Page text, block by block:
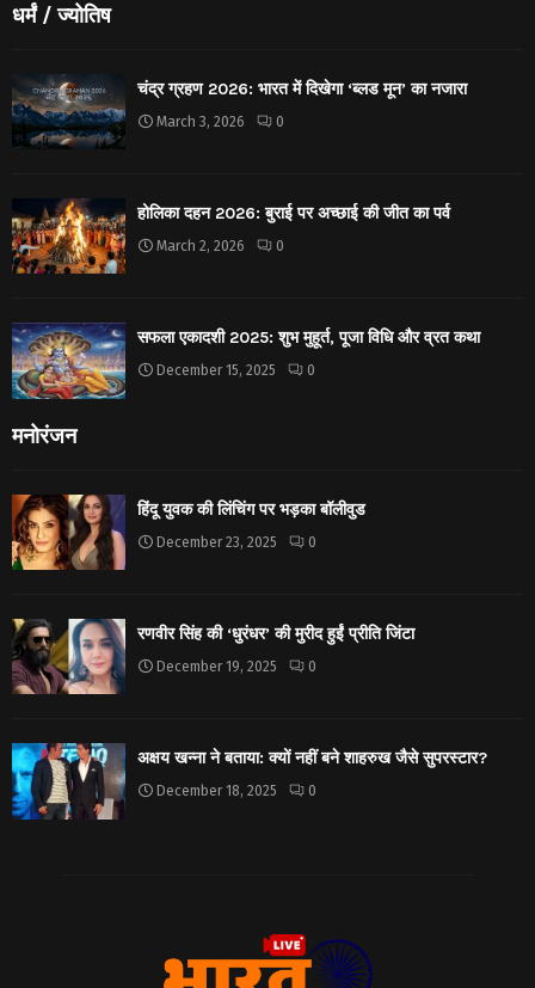
धर्मं / ज्योतिष
चंद्र ग्रहण 2026: भारत में दिखेगा ‘ब्लड मून’ का नजारा
March 3, 2026 0
होलिका दहन 2026: बुराई पर अच्छाई की जीत का पर्व
March 2, 2026 0
सफला एकादशी 2025: शुभ मुहूर्त, पूजा विधि और व्रत कथा
December 15, 2025 0
मनोरंजन
हिंदू युवक की लिंचिंग पर भड़का बॉलीवुड
December 23, 2025 0
रणवीर सिंह की ‘धुरंधर’ की मुरीद हुईं प्रीति जिंटा
December 19, 2025 0
अक्षय खन्ना ने बताया: क्यों नहीं बने शाहरुख जैसे सुपरस्टार?
December 18, 2025 0